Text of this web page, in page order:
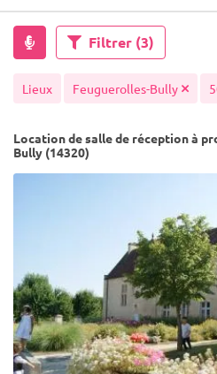
Filtrer (3)
Lieux Feuguerolles-Bully
Location de salle de réception à
Bully (14320)